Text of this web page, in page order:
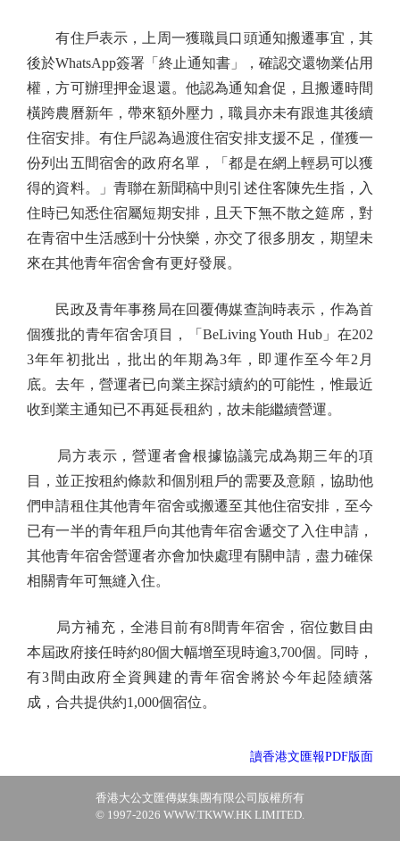
有住戶表示，上周一獲職員口頭通知搬遷事宜，其
後於WhatsApp簽署「終止通知書」，確認交還物業佔用
權，方可辦理押金退還。他認為通知倉促，且搬遷時間
橫跨農曆新年，帶來額外壓力，職員亦未有跟進其後續
住宿安排。有住戶認為過渡住宿安排支援不足，僅獲一
份列出五間宿舍的政府名單，「都是在網上輕易可以獲
得的資料。」青聯在新聞稿中則引述住客陳先生指，入
住時已知悉住宿屬短期安排，且天下無不散之筵席，對
在青宿中生活感到十分快樂，亦交了很多朋友，期望未
來在其他青年宿舍會有更好發展。
民政及青年事務局在回覆傳媒查詢時表示，作為首
個獲批的青年宿舍項目，「BeLiving Youth Hub」在202
3年年初批出，批出的年期為3年，即運作至今年2月
底。去年，營運者已向業主探討續約的可能性，惟最近
收到業主通知已不再延長租約，故未能繼續營運。
局方表示，營運者會根據協議完成為期三年的項
目，並正按租約條款和個別租戶的需要及意願，協助他
們申請租住其他青年宿舍或搬遷至其他住宿安排，至今
已有一半的青年租戶向其他青年宿舍遞交了入住申請，
其他青年宿舍營運者亦會加快處理有關申請，盡力確保
相關青年可無縫入住。
局方補充，全港目前有8間青年宿舍，宿位數目由
本屆政府接任時約80個大幅增至現時逾3,700個。同時，
有3間由政府全資興建的青年宿舍將於今年起陸續落
成，合共提供約1,000個宿位。
讀香港文匯報PDF版面
香港大公文匯傳媒集團有限公司版權所有
© 1997-2026 WWW.TKWW.HK LIMITED.